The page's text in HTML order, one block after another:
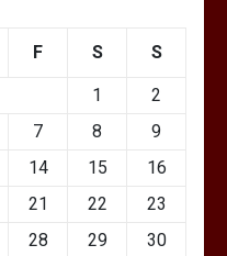
F S S
1
2
7 8
9
14 15
16
21 22
23
28 29
30